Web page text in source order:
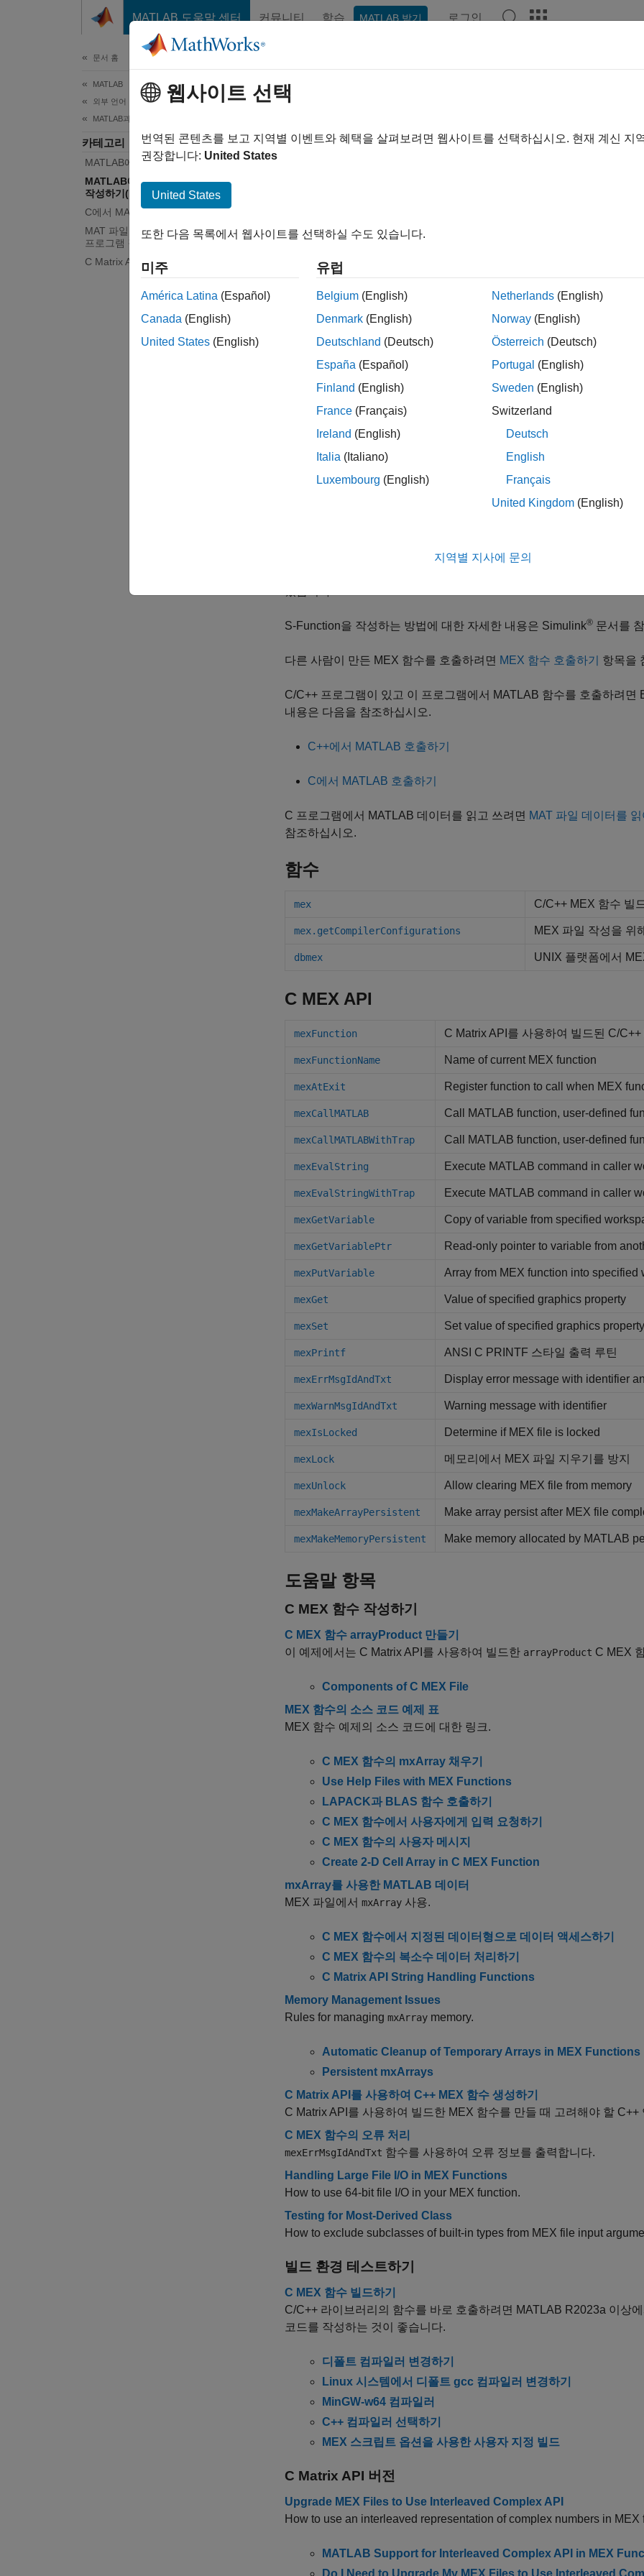
MATLAB 도움말 센터 커뮤니티 학습 MATLAB 받기 로그인
문서 홈
MATLAB
외부 언어 인터페이스
MATLAB과 C
카테고리
MATLAB에서 C 호출하기
MATLAB에서 호출 가능한 C 함수
작성하기(MEX 파일)
C에서 MATLAB 호출하기
MAT 파일 데이터를 읽어오는 C
프로그램 작성하기
C Matrix API
MATLAB
mxArray 를 사용하여 MATLAB ®R2017b 이전 버전에서 호출 가능한 C
직접 작성한 C 프로그램을 내장 함수인 것처럼 MATLAB 명령줄에서
함수라고 하며, 함수의 이름이 MEX 파일의 이름입니다. 일부 애플리
MATLAB은 컴파일 언어에서 시간이 많이 소요되는 로우 레벨의 프로
일반적으로는 MATLAB에서 프로그래밍을 수행하십시오. 애플리케이
마십시오.
MEX 함수를 생성하려면 MATLAB API를 사용하여 프로그램을 작성하
사용하면 MEX 함수와 작업 공간 간에 데이터를 원활하게 전송할 수
C++용 MATLAB Data API
에 정의된 대로 최신 C++ 기능을 사용
MATLAB에서 호출 가능한 C++ 함수 작성하기(MEX 파일)
항목을
MEX 함수가 MATLAB R2017b 이하 버전에서 실행되어야 하거
C Matrix API및 C MEX API의 함수를 사용하십시오. 이러한 API
페이지에 나와 있는 함수와 항목은
mxArray를 기반으로 합니다.
참고
C Matrix API나 MATLAB Data Array API 중 하나에서 함수를 선
함수를 사용하여 소스 파일을 실행 프로그램으로 빌드하십시오.
S-Function을 작성하는 방법에 대한 자세한 내용은 Simulink® 문서를
다른 사람이 만든 MEX 함수를 호출하려면 MEX 함수 호출하기 항목을
C/C++ 프로그램이 있고 이 프로그램에서 MATLAB 함수를 호출하려
내용은 다음을 참조하십시오.
C++에서 MATLAB 호출하기
C에서 MATLAB 호출하기
C 프로그램에서 MATLAB 데이터를 읽고 쓰려면 MAT 파일 데이터를
참조하십시오.
함수
mex C/C++ MEX 함수 빌
mex.getCompilerConfigurations MEX 파일 작성을 위
dbmex UNIX 플랫폼에서
C MEX API
mexFunction C Matrix API를 사용하여 빌드된 C/
mexFunctionName Name of current MEX function
mexAtExit Register function to call when MEX
mexCallMATLAB Call MATLAB function, user-defined
mexCallMATLABWithTrap Call MATLAB function, user-defined
mexEvalString Execute MATLAB command in caller
mexEvalStringWithTrap Execute MATLAB command in caller
mexGetVariable Copy of variable from specified
mexGetVariablePtr Read-only pointer to variable from
mexPutVariable Array from MEX function into specified
mexGet Value of specified graphics property
mexSet Set value of specified graphics property
mexPrintf ANSI C PRINTF 스타일 출력 루틴
mexErrMsgIdAndTxt Display error message with identifier
mexWarnMsgIdAndTxt Warning message with identifier
mexIsLocked Determine if MEX file is locked
mexLock 메모리에서 MEX 파일 지우기를 방지
mexUnlock Allow clearing MEX file from memory
mexMakeArrayPersistent Make array persist after MEX file
mexMakeMemoryPersistent Make memory allocated by MATLAB
도움말 항목
C MEX 함수 작성하기
C MEX 함수 arrayProduct 만들기
이 예제에서는 C Matrix API를 사용하여 빌드한 arrayProduct C MEX
Components of C MEX File
MEX 함수의 소스 코드 예제 표
MEX 함수 예제의 소스 코드에 대한 링크.
C MEX 함수의 mxArray 채우기
Use Help Files with MEX Functions
LAPACK과 BLAS 함수 호출하기
C MEX 함수에서 사용자에게 입력 요청하기
C MEX 함수의 사용자 메시지
Create 2-D Cell Array in C MEX Function
mxArray를 사용한 MATLAB 데이터
MEX 파일에서 mxArray 사용.
C MEX 함수에서 지정된 데이터형으로 데이터 액세스하기
C MEX 함수의 복소수 데이터 처리하기
C Matrix API String Handling Functions
Memory Management Issues
Rules for managing mxArray memory.
Automatic Cleanup of Temporary Arrays in MEX Functions
Persistent mxArrays
C Matrix API를 사용하여 C++ MEX 함수 생성하기
C Matrix API를 사용하여 빌드한 MEX 함수를 만들 때 고려해야 할 C++
C MEX 함수의 오류 처리
mexErrMsgIdAndTxt 함수를 사용하여 오류 정보를 출력합니다.
Handling Large File I/O in MEX Functions
How to use 64-bit file I/O in your MEX function.
Testing for Most-Derived Class
How to exclude subclasses of built-in types from MEX file input
빌드 환경 테스트하기
C MEX 함수 빌드하기
C/C++ 라이브러리의 함수를 바로 호출하려면 MATLAB R2023a 이상에
코드를 작성하는 것이 좋습니다.
디폴트 컴파일러 변경하기
Linux 시스템에서 디폴트 gcc 컴파일러 변경하기
MinGW-w64 컴파일러
C++ 컴파일러 선택하기
MEX 스크립트 옵션을 사용한 사용자 지정 빌드
C Matrix API 버전
Upgrade MEX Files to Use Interleaved Complex API
How to use an interleaved representation of complex numbers in MEX
MATLAB Support for Interleaved Complex API in MEX
Do I Need to Upgrade My MEX Files to Use Interleaved
웹사이트 선택
번역된 콘텐츠를 보고 지역별 이벤트와 혜택을 살펴보려면 웹사이트를 선택하십시오. 현재 계신 지
권장합니다: United States
United States
또한 다음 목록에서 웹사이트를 선택하실 수도 있습니다.
미주
América Latina (Español)
Canada (English)
United States (English)
유럽
Belgium (English)
Denmark (English)
Deutschland (Deutsch)
España (Español)
Finland (English)
France (Français)
Ireland (English)
Italia (Italiano)
Luxembourg (English)
Netherlands (English)
Norway (English)
Österreich (Deutsch)
Portugal (English)
Sweden (English)
Switzerland
Deutsch
English
Français
United Kingdom (English)
지역별 지사에 문의